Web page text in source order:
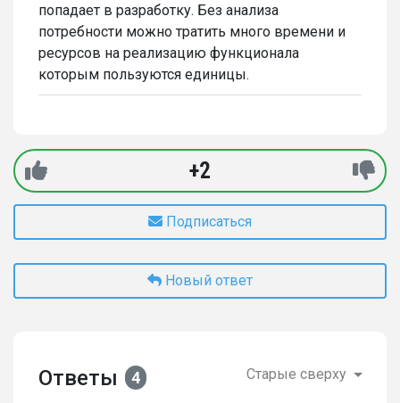
попадает в разработку. Без анализа
потребности можно тратить много времени и
ресурсов на реализацию функционала
которым пользуются единицы.
+2
Подписаться
Новый ответ
Ответы 4 Старые сверху